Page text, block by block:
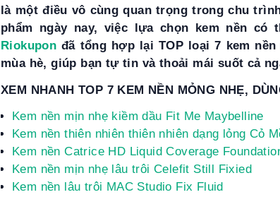
là một điều vô cùng quan trọng trong chu
phẩm ngày nay, việc lựa chọn kem nền
Riokupon đã tổng hợp lại TOP loại 7 kem
mùa hè, giúp bạn tự tin và thoải mái suốt cả
XEM NHANH TOP 7 KEM NỀN MỎNG NHẸ,
Kem nền mịn nhẹ kiềm dầu Fit Me Maybelline
Kem nền thiên nhiên thiên nhiên dạng lỏng Cỏ
Kem nền Catrice HD Liquid Coverage
Kem nền mịn nhẹ lâu trôi Celefit Still Fixied
Kem nền lâu trôi MAC Studio Fix Fluid